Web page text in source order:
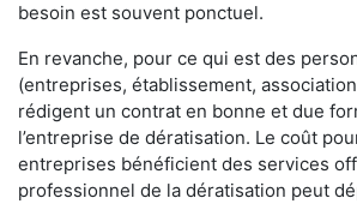
besoin est souvent ponctuel.
En revanche, pour ce qui est des
(entreprises, établissement,
rédigent un contrat en bonne et due
l’entreprise de dératisation. Le coût
entreprises bénéficient des services
professionnel de la dératisation peut